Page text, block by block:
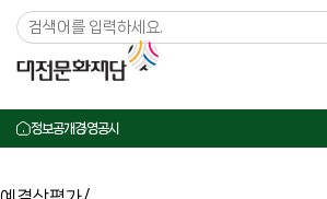
메뉴 바로가기
본문 바로가기
정보공개경영공시